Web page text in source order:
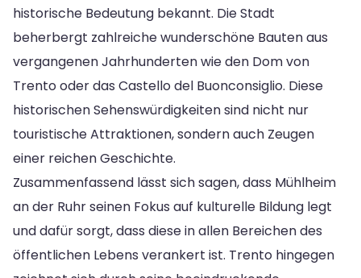
historische Bedeutung bekannt. Die Stadt
beherbergt zahlreiche wunderschöne Bauten aus
vergangenen Jahrhunderten wie den Dom von
Trento oder das Castello del Buonconsiglio. Diese
historischen Sehenswürdigkeiten sind nicht nur
touristische Attraktionen, sondern auch Zeugen
einer reichen Geschichte.
Zusammenfassend lässt sich sagen, dass Mühlheim
an der Ruhr seinen Fokus auf kulturelle Bildung legt
und dafür sorgt, dass diese in allen Bereichen des
öffentlichen Lebens verankert ist. Trento hingegen